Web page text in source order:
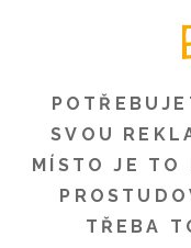
SVOU
MÍSTO JE TO
TŘEBA